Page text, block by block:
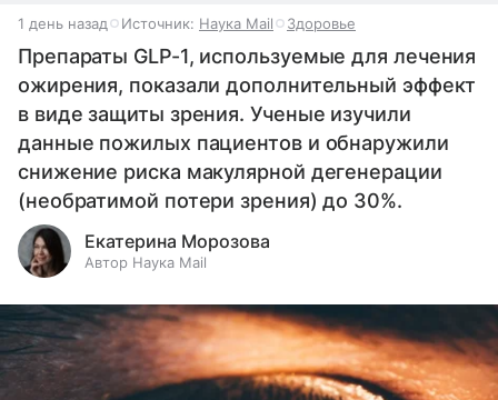
1 день назад Источник: Наука Mail Здоровье
Препараты GLP-1, используемые для лечения
ожирения, показали дополнительный эффект
в виде защиты зрения. Ученые изучили
данные пожилых пациентов и обнаружили
снижение риска макулярной дегенерации
(необратимой потери зрения) до 30%.
Екатерина Морозова
Автор Наука Mail